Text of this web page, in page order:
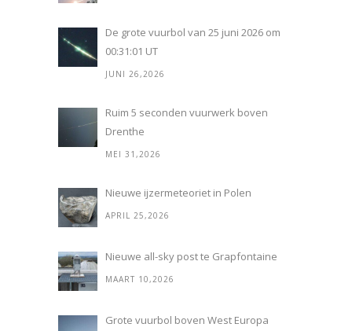
De grote vuurbol van 25 juni 2026 om
00:31:01 UT
JUNI 26,2026
Ruim 5 seconden vuurwerk boven
Drenthe
MEI 31,2026
Nieuwe ijzermeteoriet in Polen
APRIL 25,2026
Nieuwe all-sky post te Grapfontaine
MAART 10,2026
Grote vuurbol boven West Europa